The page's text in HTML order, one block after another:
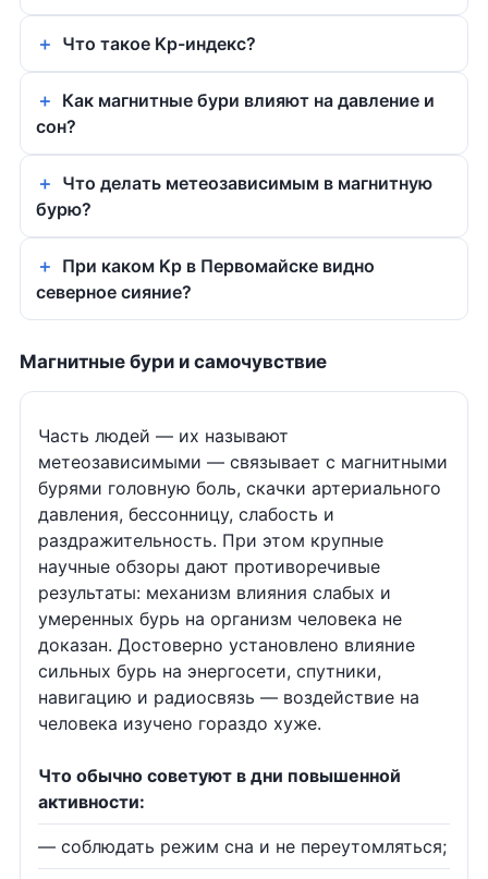
Что такое Kp-индекс?
Как магнитные бури влияют на давление и
сон?
Что делать метеозависимым в магнитную
бурю?
При каком Kp в Первомайске видно
северное сияние?
Магнитные бури и самочувствие
Часть людей — их называют
метеозависимыми — связывает с магнитными
бурями головную боль, скачки артериального
давления, бессонницу, слабость и
раздражительность. При этом крупные
научные обзоры дают противоречивые
результаты: механизм влияния слабых и
умеренных бурь на организм человека не
доказан. Достоверно установлено влияние
сильных бурь на энергосети, спутники,
навигацию и радиосвязь — воздействие на
человека изучено гораздо хуже.
Что обычно советуют в дни повышенной
активности:
— соблюдать режим сна и не переутомляться;